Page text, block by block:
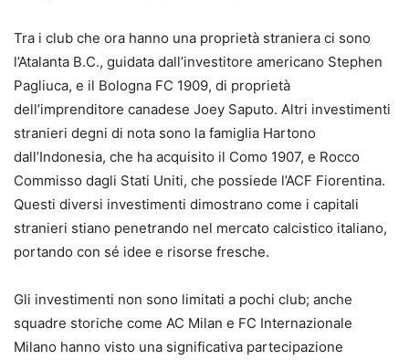
Tra i club che ora hanno una proprietà straniera ci sono
l’Atalanta B.C., guidata dall’investitore americano Stephen
Pagliuca, e il Bologna FC 1909, di proprietà
dell’imprenditore canadese Joey Saputo. Altri investimenti
stranieri degni di nota sono la famiglia Hartono
dall’Indonesia, che ha acquisito il Como 1907, e Rocco
Commisso dagli Stati Uniti, che possiede l’ACF Fiorentina.
Questi diversi investimenti dimostrano come i capitali
stranieri stiano penetrando nel mercato calcistico italiano,
portando con sé idee e risorse fresche.
Gli investimenti non sono limitati a pochi club; anche
squadre storiche come AC Milan e FC Internazionale
Milano hanno visto una significativa partecipazione